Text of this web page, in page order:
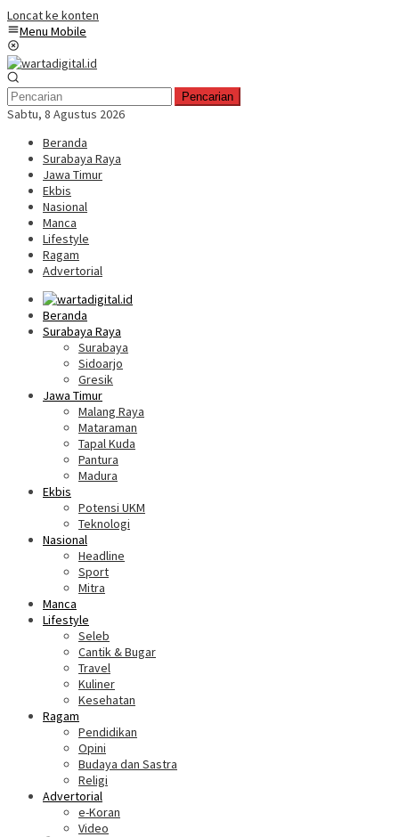
Loncat ke konten
Menu Mobile
Pencarian
Sabtu, 8 Agustus 2026
Beranda
Surabaya Raya
Jawa Timur
Ekbis
Nasional
Manca
Lifestyle
Ragam
Advertorial
Beranda
Surabaya Raya
Surabaya
Sidoarjo
Gresik
Jawa Timur
Malang Raya
Mataraman
Tapal Kuda
Pantura
Madura
Ekbis
Potensi UKM
Teknologi
Nasional
Headline
Sport
Mitra
Manca
Lifestyle
Seleb
Cantik & Bugar
Travel
Kuliner
Kesehatan
Ragam
Pendidikan
Opini
Budaya dan Sastra
Religi
Advertorial
e-Koran
Video